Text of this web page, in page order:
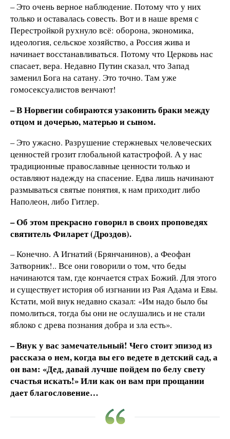
– Это очень верное наблюдение. Потому что у них
только и оставалась совесть. Вот и в наше время с
Перестройкой рухнуло всё: оборона, экономика,
идеология, сельское хозяйство, а Россия жива и
начинает восстанавливаться. Потому что Церковь нас
спасает, вера. Недавно Путин сказал, что Запад
заменил Бога на сатану. Это точно. Там уже
гомосексуалистов венчают!
– В Норвегии собираются узаконить браки между
отцом и дочерью, матерью и сыном.
– Это ужасно. Разрушение стержневых человеческих
ценностей грозит глобальной катастрофой. А у нас
традиционные православные ценности только и
оставляют надежду на спасение. Едва лишь начинают
размываться святые понятия, к нам приходит либо
Наполеон, либо Гитлер.
– Об этом прекрасно говорил в своих проповедях
святитель Филарет (Дроздов).
– Конечно. А Игнатий (Брянчанинов), а Феофан
Затворник!.. Все они говорили о том, что беды
начинаются там, где кончается страх Божий. Для этого
и существует история об изгнании из Рая Адама и Евы.
Кстати, мой внук недавно сказал: «Им надо было бы
помолиться, тогда бы они не ослушались и не стали
яблоко с древа познания добра и зла есть».
– Внук у вас замечательный! Чего стоит эпизод из
рассказа о нем, когда вы его ведете в детский сад, а
он вам: «Дед, давай лучше пойдем по белу свету
счастья искать!» Или как он вам при прощании
дает благословение…